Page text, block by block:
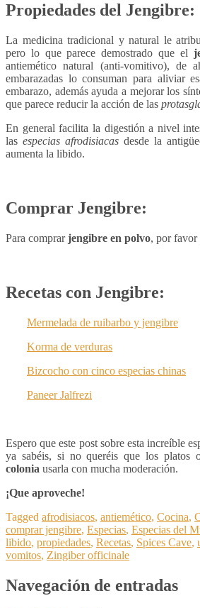
Propiedades del Jengibre:
La medicina tradicional y natural le
pero lo que parece demostrado que el
antiemético natural (anti-vomitivo), de
embarazadas lo consuman para aliviar
embarazo, además ayuda a mejorar los
que parece reducir la acción de las
En general facilita la digestión a nivel
las especias afrodisiacas desde la
aumenta la libido.
Comprar Jengibre:
Para comprarjengibre en polvo, por favor
Recetas con Jengibre:
Mermelada de ruibarbo y jengibre
Korma de verduras
Bizcocho con cinco especias chinas
Paneer Jalfrezi
Espero que este post sobre esta increíble
ya sabéis, si no queréis que los platos
colonia usarla con mucha moderación.
¡Que aproveche!
Tagged afrodisiacos, antiemético, Cocina,
comprar jengibre, Especias, Especias del
libido, propiedades, Recetas, Spices Cave,
vomitos, Zingiber officinale
Navegación de entradas